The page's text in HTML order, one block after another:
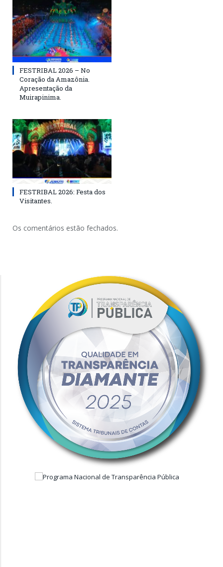
FESTRIBAL 2026 – No
Coração da Amazônia.
Apresentação da
Muirapinima.
FESTRIBAL 2026: Festa dos
Visitantes.
Os comentários estão fechados.